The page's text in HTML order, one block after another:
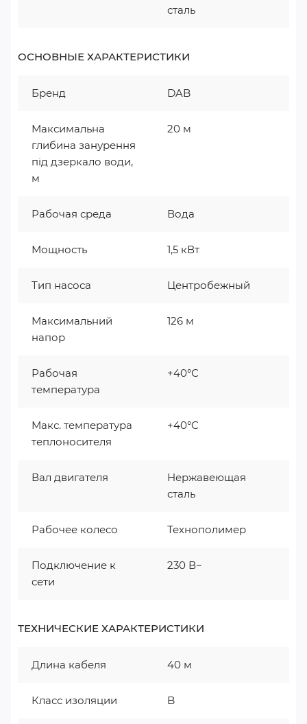
сталь
ОСНОВНЫЕ ХАРАКТЕРИСТИКИ
Бренд DAB
Максимальна
глибина занурення
під дзеркало води,
м
20 м
Рабочая среда Вода
Мощность 1,5 кВт
Тип насоса Центробежный
Максимальний
напор
126 м
Рабочая
температура
+40°С
Макс. температура
теплоносителя
+40°C
Вал двигателя
Нержавеющая
сталь
Рабочее колесо Технополимер
Подключение к
сети
230 В~
ТЕХНИЧЕСКИЕ ХАРАКТЕРИСТИКИ
Длина кабеля 40 м
Класс изоляции B